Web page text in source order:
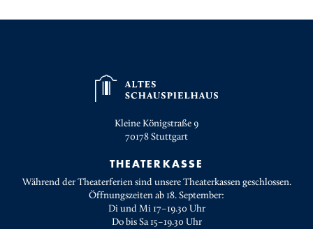
Kleine Königstraße 9
70178Stuttgart
THEATERKASSE
Während der Theaterferien sind unsere Theaterkassen geschlossen.
Öffnungszeiten ab 18. September:
Di und Mi 17–19.30 Uhr
Do bis Sa 15–19.30 Uhr